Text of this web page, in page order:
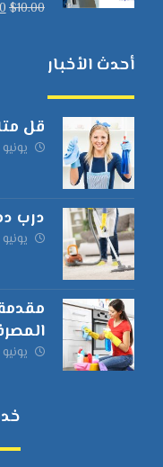
$10.00
أحدث الأخبار
قل
يونيو 10, 2017
درب
يونيو 10, 2017
يونيو 10, 2017